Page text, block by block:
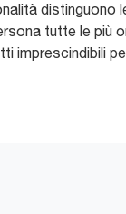
distinguono
tutte le più